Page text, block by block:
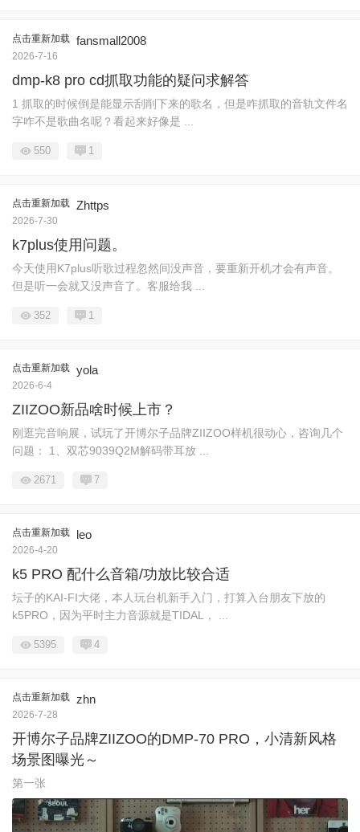
点击重新加载 fansmall2008
2026-7-16
dmp-k8 pro cd抓取功能的疑问求解答
1 抓取的时候倒是能显示刮削下来的歌名，但是咋抓取的音轨文件名
字咋不是歌曲名呢？看起来好像是 ...
550 1
点击重新加载 Zhttps
2026-7-30
k7plus使用问题。
今天使用K7plus听歌过程忽然间没声音，要重新开机才会有声音。
但是听一会就又没声音了。客服给我 ...
352 1
点击重新加载 yola
2026-6-4
ZIIZOO新品啥时候上市？
刚逛完音响展，试玩了开博尔子品牌ZIIZOO样机很动心，咨询几个
问题： 1、双芯9039Q2M解码带耳放 ...
2671 7
点击重新加载 leo
2026-4-20
k5 PRO 配什么音箱/功放比较合适
坛子的KAI-FI大佬，本人玩台机新手入门，打算入台朋友下放的
k5PRO，因为平时主力音源就是TIDAL， ...
5395 4
点击重新加载 zhn
2026-7-28
开博尔子品牌ZIIZOO的DMP-70 PRO，小清新风格
场景图曝光～
第一张